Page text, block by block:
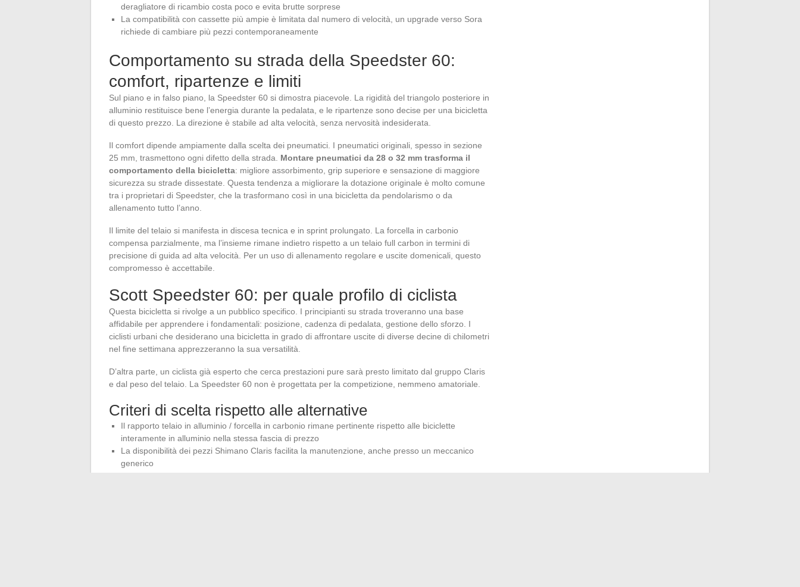
deragliatore di ricambio costa poco e evita brutte sorprese
La compatibilità con cassette più ampie è limitata dal numero di velocità, un upgrade verso Sora
richiede di cambiare più pezzi contemporaneamente
Comportamento su strada della Speedster 60:
comfort, ripartenze e limiti
Sul piano e in falso piano, la Speedster 60 si dimostra piacevole. La rigidità del triangolo posteriore in
alluminio restituisce bene l’energia durante la pedalata, e le ripartenze sono decise per una bicicletta
di questo prezzo. La direzione è stabile ad alta velocità, senza nervosità indesiderata.
Il comfort dipende ampiamente dalla scelta dei pneumatici. I pneumatici originali, spesso in sezione
25 mm, trasmettono ogni difetto della strada. Montare pneumatici da 28 o 32 mm trasforma il
comportamento della bicicletta: migliore assorbimento, grip superiore e sensazione di maggiore
sicurezza su strade dissestate. Questa tendenza a migliorare la dotazione originale è molto comune
tra i proprietari di Speedster, che la trasformano così in una bicicletta da pendolarismo o da
allenamento tutto l’anno.
Il limite del telaio si manifesta in discesa tecnica e in sprint prolungato. La forcella in carbonio
compensa parzialmente, ma l’insieme rimane indietro rispetto a un telaio full carbon in termini di
precisione di guida ad alta velocità. Per un uso di allenamento regolare e uscite domenicali, questo
compromesso è accettabile.
Scott Speedster 60: per quale profilo di ciclista
Questa bicicletta si rivolge a un pubblico specifico. I principianti su strada troveranno una base
affidabile per apprendere i fondamentali: posizione, cadenza di pedalata, gestione dello sforzo. I
ciclisti urbani che desiderano una bicicletta in grado di affrontare uscite di diverse decine di chilometri
nel fine settimana apprezzeranno la sua versatilità.
D’altra parte, un ciclista già esperto che cerca prestazioni pure sarà presto limitato dal gruppo Claris
e dal peso del telaio. La Speedster 60 non è progettata per la competizione, nemmeno amatoriale.
Criteri di scelta rispetto alle alternative
Il rapporto telaio in alluminio / forcella in carbonio rimane pertinente rispetto alle biciclette
interamente in alluminio nella stessa fascia di prezzo
La disponibilità dei pezzi Shimano Claris facilita la manutenzione, anche presso un meccanico
generico